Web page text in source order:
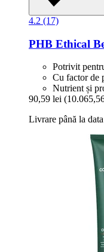
4.2 (17)
PHB Ethical
Potrivit
Cu factor de
Nutrient și
90,59 lei
Livrare până la